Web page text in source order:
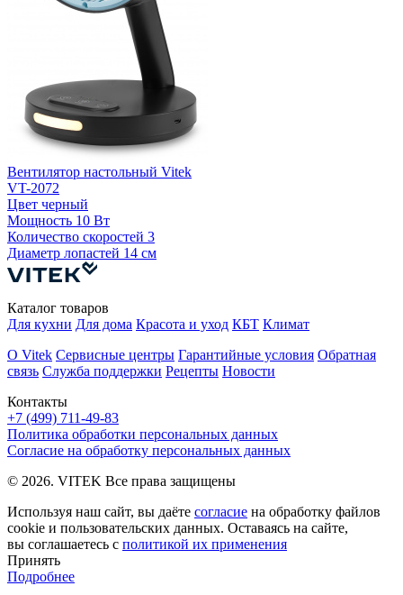
Вентилятор настольный Vitek
VT-2072
Цвет черный
Мощность 10 Вт
Количество скоростей 3
Диаметр лопастей 14 см
Контакты
+7 (499) 711-49-83
Каталог товаров
Для кухни Для дома Красота и уход КБТ Климат
О Vitek Сервисные центры Гарантийные условия Обратная
связь Служба поддержки Рецепты Новости
Политика обработки персональных данных
Согласие на обработку персональных данных
© 2026. VITEK Все права защищены
Используя наш сайт, вы даёте согласие на обработку файлов
cookie и пользовательских данных. Оставаясь на сайте,
вы соглашаетесь с политикой их применения
Принять
Подробнее